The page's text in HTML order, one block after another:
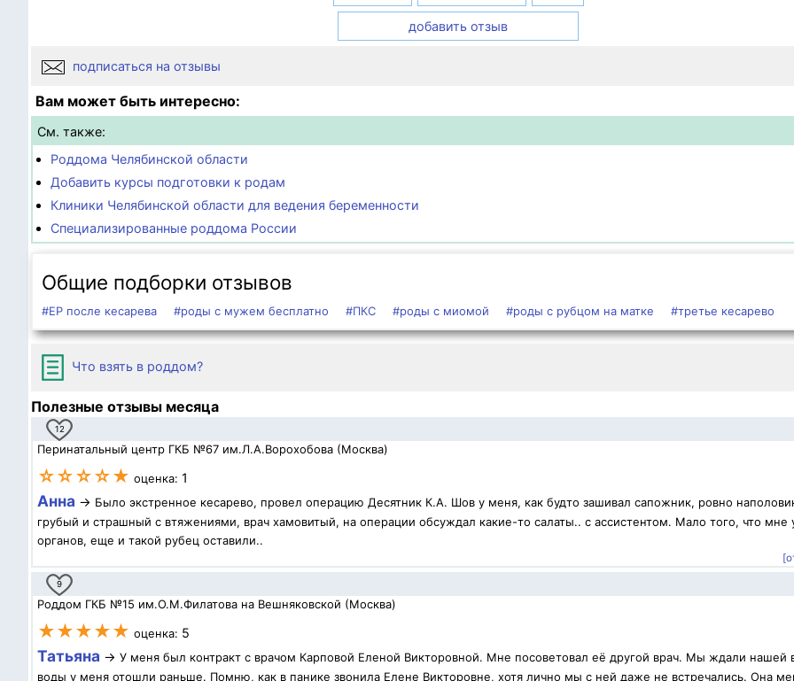
добавить отзыв
подписаться на отзывы
Вам может быть интересно:
См. также:
Роддома Челябинской области
Добавить курсы подготовки к родам
Клиники Челябинской области для ведения беременности
Специализированные роддома России
Общие подборки отзывов
#ЕР после кесарева #роды с мужем бесплатно #ПКС #роды с миомой #роды с рубцом на матке #третье кесарево
Что взять в роддом?
Полезные отзывы месяца
12
Перинатальный центр ГКБ №67 им.Л.А.Ворохобова (Москва)
☆☆☆☆★ оценка: 1
Анна → Было экстренное кесарево, провел операцию Десятник К.А. Шов у меня, как будто зашивал сапожник, ровно
грубый и страшный с втяжениями, врач хамовитый, на операции обсуждал какие-то салаты.. с ассистентом. Мало того, что мне
органов, еще и такой рубец оставили..
9
Роддом ГКБ №15 им.О.М.Филатова на Вешняковской (Москва)
★★★★★ оценка: 5
Татьяна → У меня был контракт с врачом Карповой Еленой Викторовной. Мне посоветовал её другой врач. Мы ждали нашей
воды у меня отошли раньше. Помню, как в панике звонила Елене Викторовне, хотя лично мы с ней даже не встречались. Она